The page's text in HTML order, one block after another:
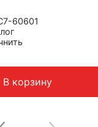
60601
В корзину